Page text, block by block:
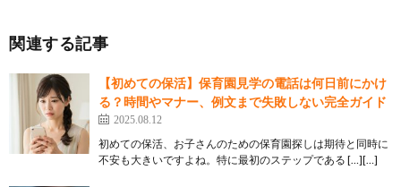
関連する記事
【初めての保活】保育園見学の電話は何日前にかけ
る？時間やマナー、例文まで失敗しない完全ガイド
2025.08.12
初めての保活、お子さんのための保育園探しは期待と同時に
不安も大きいですよね。特に最初のステップである […][…]